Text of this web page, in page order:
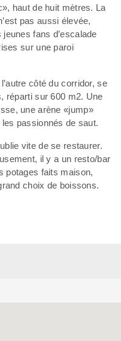
haut de huit mètres. La
pas aussi élevée,
fans d’escalade
sur une paroi
côté du corridor, se
réparti sur 600 m2. Une
une arène «jump»
passionnés de saut.
vite de se restaurer.
il y a un resto/bar
potages faits maison,
choix de boissons.